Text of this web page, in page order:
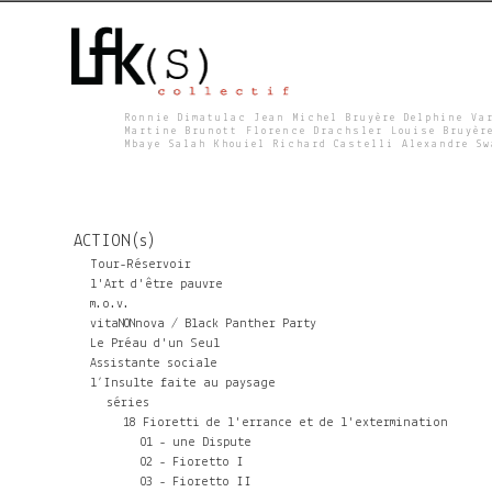
F
K
S
Ronnie Dimatulac Jean Michel Bruyère Delphine
Martine Brunott Florence Drachsler Louise
Mbaye Salah Khouiel Richard Castelli Alexandre
ACTION(s)
Tour-Réservoir
l'Art d'être pauvre
m.o.v.
vitaNONnova / Black Panther Party
Le Préau d'un Seul
Assistante sociale
l’Insulte faite au paysage
séries
18 Fioretti de l'errance et de l'extermination
01 - une Dispute
02 - Fioretto I
03 - Fioretto II